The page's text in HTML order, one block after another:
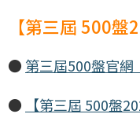
【第三屆 500
● 第三屆500盤官
●
【第三屆 500盤